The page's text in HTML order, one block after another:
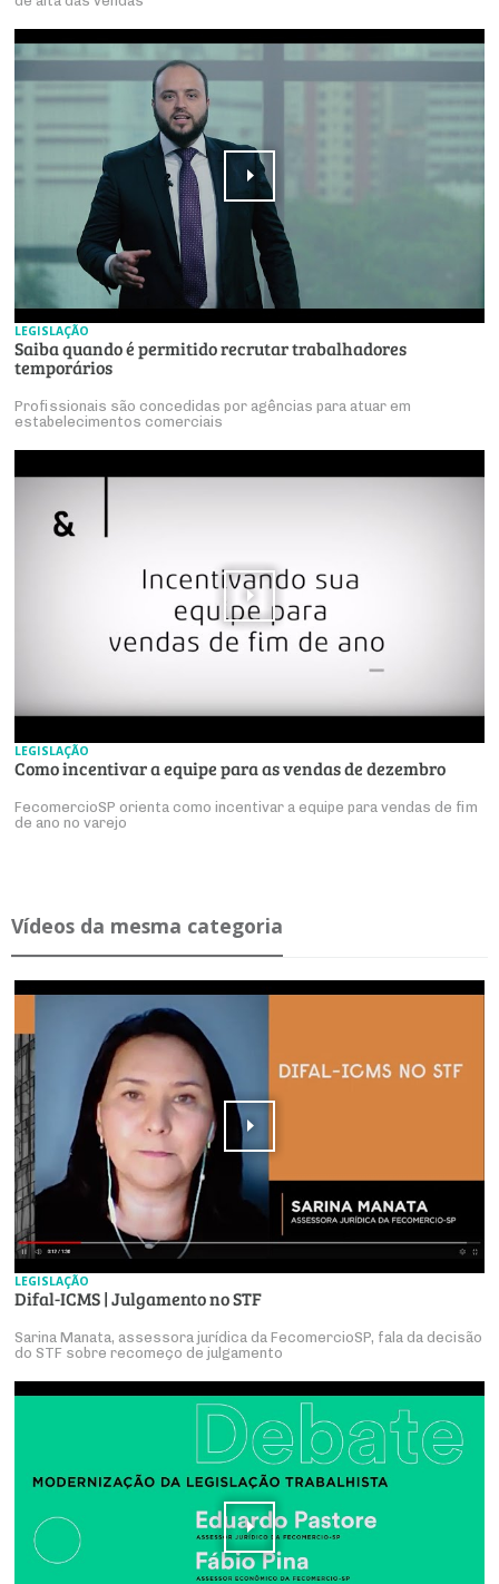
LEGISLAÇÃO
Saiba quando é permitido recrutar trabalhadores
temporários
Profissionais são concedidas por agências para atuar em
estabelecimentos comerciais
LEGISLAÇÃO
Como incentivar a equipe para as vendas de dezembro
FecomercioSP orienta como incentivar a equipe para vendas de fim
de ano no varejo
Ví­deos da mesma ca­te­goria
LEGISLAÇÃO
Difal-ICMS | Julgamento no STF
Sarina Manata, assessora jurídica da FecomercioSP, fala da decisão
do STF sobre recomeço de julgamento